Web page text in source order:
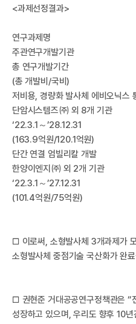
항
공
<과제선정결과>
연구과제명
주관연구개발기관
총 연구개발기간
(총 개발비/국비)
저비용, 경량화 발사체 에비오닉스
단암시스템즈㈜ 외 8개 기관
‘22.3.1～’28.12.31
(163.9억원/120.1억원)
단간 연결 엄빌리칼 개발
한양이엔지㈜ 외 2개 기관
‘22.3.1～’27.12.31
(101.4억원/75억원)
□ 이로써, 소형발사체 3개과제가
소형발사체 중점기술 국산화가 완
□ 권현준 거대공공연구정책관은 “
성장하고 있으며, 우리도 향후 10